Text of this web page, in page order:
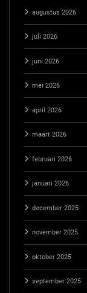
augustus 2026
juli 2026
juni 2026
mei 2026
april 2026
maart 2026
februari 2026
januari 2026
december 2025
november 2025
oktober 2025
september 2025